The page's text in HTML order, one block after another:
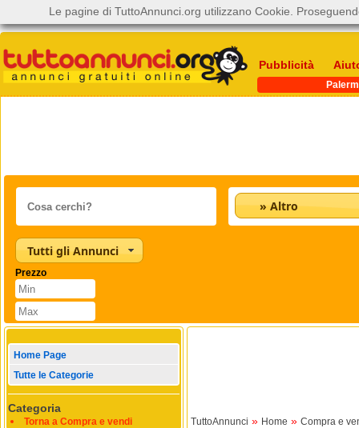
Pubblicità
» Altro
Tutti gli Annunci
Prezzo
Home Page
Tutte le Categorie
Categoria
Torna a Compra e vendi TuttoAnnunci » Home » Compra e
Le pagine di TuttoAnnunci.org utilizzano Cookie.